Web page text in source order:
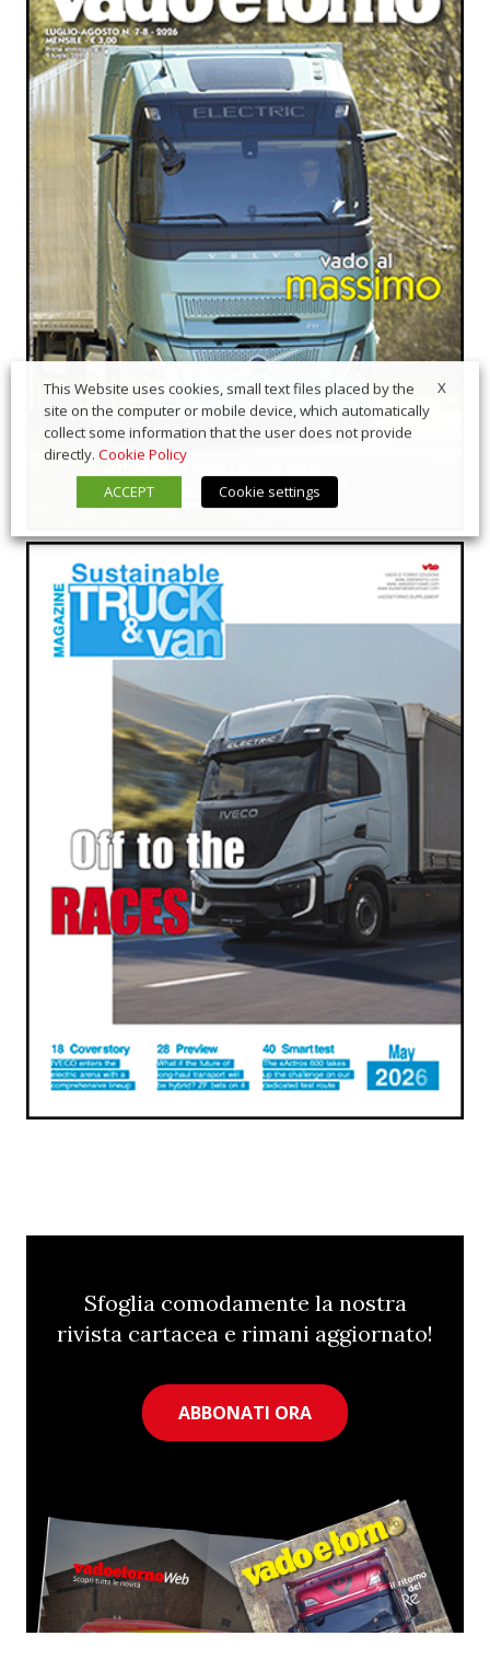
Sfoglia comodamente la nostra
rivista cartacea e rimani aggiornato!
ABBONATI ORA
X
This Website uses cookies, small text files placed by the
site on the computer or mobile device, which automatically
collect some information that the user does not provide
directly. Cookie Policy
ACCEPT
Cookie settings